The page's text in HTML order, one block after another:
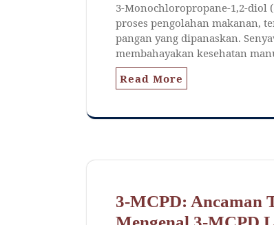
3-Monochloropropane-1,2-diol
proses pengolahan makanan,
pangan yang dipanaskan.
membahayakan kesehatan
Read More
3-MCPD: Ancaman